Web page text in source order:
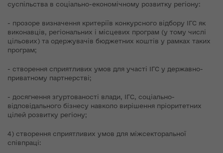
суспільства в соціально-економічному розвитку регіону:
- прозоре визначення критеріїв конкурсного відбору ІГС як
виконавців, регіональних і місцевих програм (у тому числі
цільових) та одержувачів бюджетних коштів у рамках таких
програм;
- створення сприятливих умов для участі ІГС у державно-
приватному партнерстві;
- досягнення згуртованості влади, ІГС, соціально-
відповідального бізнесу навколо вирішення пріоритетних
цілей розвитку регіону;
4) створення сприятливих умов для міжсекторальної
співпраці: